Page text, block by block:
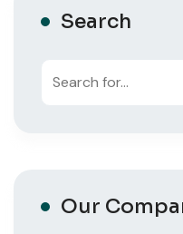
Search
Our